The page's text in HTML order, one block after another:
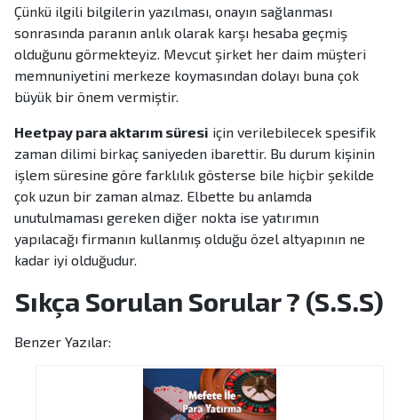
Çünkü ilgili bilgilerin yazılması, onayın sağlanması
sonrasında paranın anlık olarak karşı hesaba geçmiş
olduğunu görmekteyiz. Mevcut şirket her daim müşteri
memnuniyetini merkeze koymasından dolayı buna çok
büyük bir önem vermiştir.
Heetpay para aktarım süresi için verilebilecek spesifik
zaman dilimi birkaç saniyeden ibarettir. Bu durum kişinin
işlem süresine göre farklılık gösterse bile hiçbir şekilde
çok uzun bir zaman almaz. Elbette bu anlamda
unutulmaması gereken diğer nokta ise yatırımın
yapılacağı firmanın kullanmış olduğu özel altyapının ne
kadar iyi olduğudur.
Sıkça Sorulan Sorular ? (S.S.S)
Benzer Yazılar: